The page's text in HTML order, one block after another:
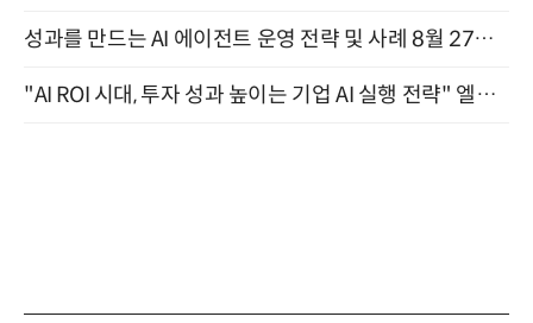
성과를 만드는 AI 에이전트 운영 전략 및 사례 8월 27일 개최
"AI ROI 시대, 투자 성과 높이는 기업 AI 실행 전략" 엘타워 6층 (9월 18일)